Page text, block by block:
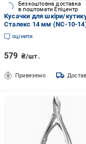
Безкоштовна доставка
в поштомати Епіцентр
Кусачки для шкіри/
Сталекс 14 мм (NC-10-
оцінити
579 ₴/шт.
Привеземо